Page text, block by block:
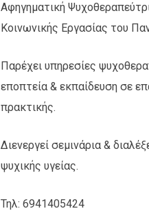
Αφηγηματική
Κοινωνικής Εργασίας του
Παρέχει υπηρεσίες
εποπτεία & εκπαίδευση σε
πρακτικής.
Διενεργεί σεμινάρια &
ψυχικής υγείας.
Τηλ: 6941405424